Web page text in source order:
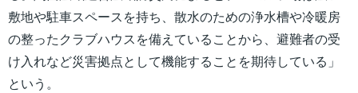
敷地や駐車スペースを持ち、散水のための浄水槽や冷暖房
の整ったクラブハウスを備えていることから、避難者の受
け入れなど災害拠点として機能することを期待している」
という。